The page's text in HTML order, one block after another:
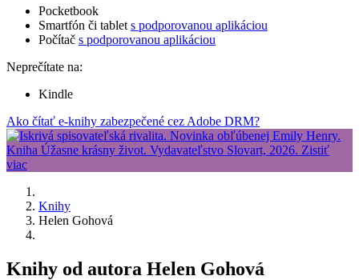
Pocketbook
Smartfón či tablet s podporovanou aplikáciou
Počítač s podporovanou aplikáciou
Neprečítate na:
Kindle
Ako čítať e-knihy zabezpečené cez Adobe DRM?
Knihy
Helen Gohová
Knihy od autora Helen Gohová